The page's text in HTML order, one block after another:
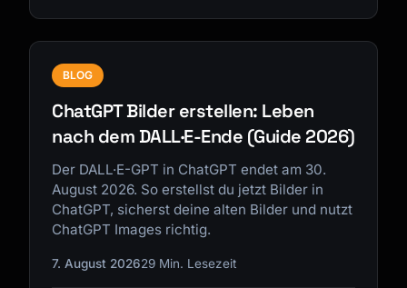
BLOG
ChatGPT Bilder erstellen: Leben
nach dem DALL·E-Ende (Guide 2026)
Der DALL·E-GPT in ChatGPT endet am 30.
August 2026. So erstellst du jetzt Bilder in
ChatGPT, sicherst deine alten Bilder und nutzt
ChatGPT Images richtig.
7. August 202629 Min. Lesezeit